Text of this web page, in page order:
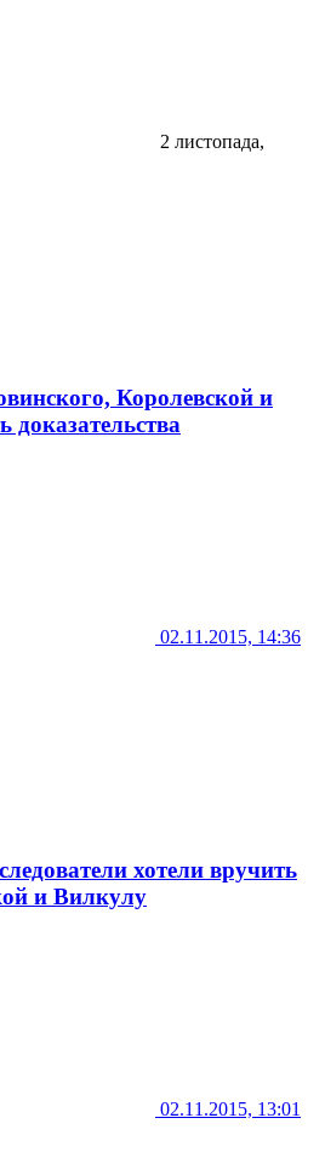
2 листопада,
Королевской и
02.11.2015, 14:36
хотели вручить
и Вилкулу
02.11.2015, 13:01